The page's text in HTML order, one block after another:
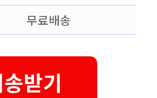
무료배송
받기